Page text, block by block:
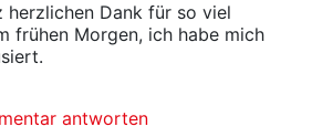
herzlichen Dank für so viel
frühen Morgen, ich habe mich
antworten